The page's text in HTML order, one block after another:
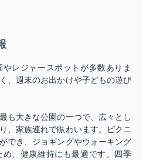
レジャースポットが多数ありま
、週末のお出かけや子どもの遊び
も大きな公園の一つで、広々とし
、家族連れで賑わいます。ピクニ
でき、ジョギングやウォーキング
、健康維持にも最適です。四季